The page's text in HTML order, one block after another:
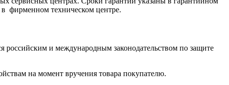
в фирменном техническом центре.
и международным законодательством по защите
на момент вручения товара покупателю.